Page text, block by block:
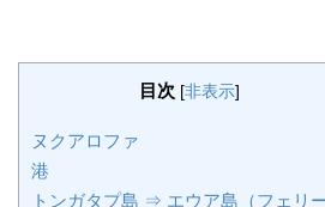
目次 [非表示]
ヌクアロファ
港
トンガタプ島 ⇒ エウア島（フェリ